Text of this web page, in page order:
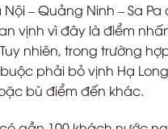
Nội – Quảng Ninh – Sa
vịnh vì đây là điểm
nhiên, trong trường
phải bỏ vịnh Hạ
bù điểm đến khác.